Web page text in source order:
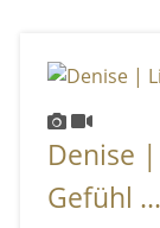
Denise
Gefühl ...